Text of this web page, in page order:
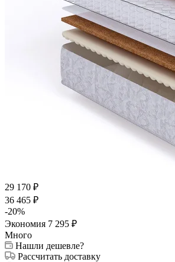
29 170 ₽
36 465 ₽
-20%
Экономия 7 295 ₽
Много
Нашли дешевле?
Рассчитать доставку